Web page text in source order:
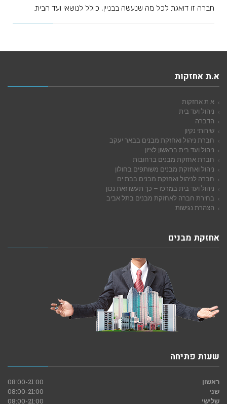
חברה זו דואגת לכל מה שנעשה בבניין, כולל לנושאי ועד הבית.
א.ת אחזקות
א ת אחזקות
ניהול ועד בית
הדברה
שירותי נקיון
חברת ניהול ואחזקת מבנים בבאר יעקב
ניהול ועד בית בראשון לציון
חברת אחזקת מבנים ברחובות
ניהול ואחזקת מבנים משותפים בחולון
חברה לניהול ואחזקת מבנים בבת ים
ניהול ועד בית במרכז – כך תעשו זאת נכון
בחירת חברה לאחזקת מבנים בתל אביב
הצהרת נגישות
אחזקת מבנים
שעות פתיחה
ראשון
08:00-21:00
שני
08:00-21:00
שלישי
08:00-21:00